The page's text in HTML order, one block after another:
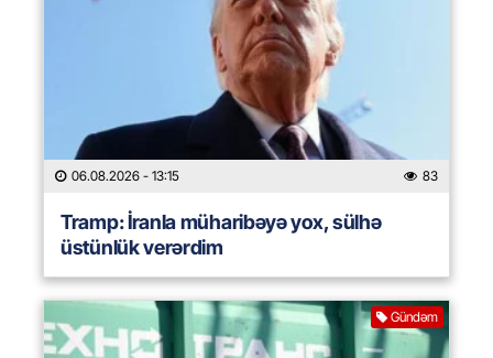
06.08.2026 - 13:15 83
Tramp: İranla müharibəyə yox, sülhə
üstünlük verərdim
Gündəm